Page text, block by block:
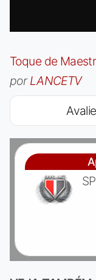
Toque de
porLANCETV